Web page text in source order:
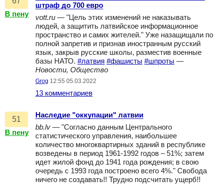
В пену
штраф до 700 евро
vott.ru — "Цель этих изменений не наказывать
людей, а защитить латвийское информационное
пространство и самих жителей." Уже назащищали по
полной запретив и признав иностранным русский
язык, закрыв русские школы, разместив военные
базы НАТО. #латвия #фашисты #шпроты —
Новости, Общество
Grog 12:55 05.03.2022
13 комментариев
51
В пену
Наследие "оккупации" латвии
bb.lv — "Согласно данным Центрального
статистического управления, наибольшее
количество многоквартирных зданий в республике
возведены в период 1961-1992 годов – 51%; затем
идет жилой фонд до 1941 года рождения; в свою
очередь с 1993 года построено всего 4%." Свобода
ничего не создавать!! Трудно подсчитать ущерб!!